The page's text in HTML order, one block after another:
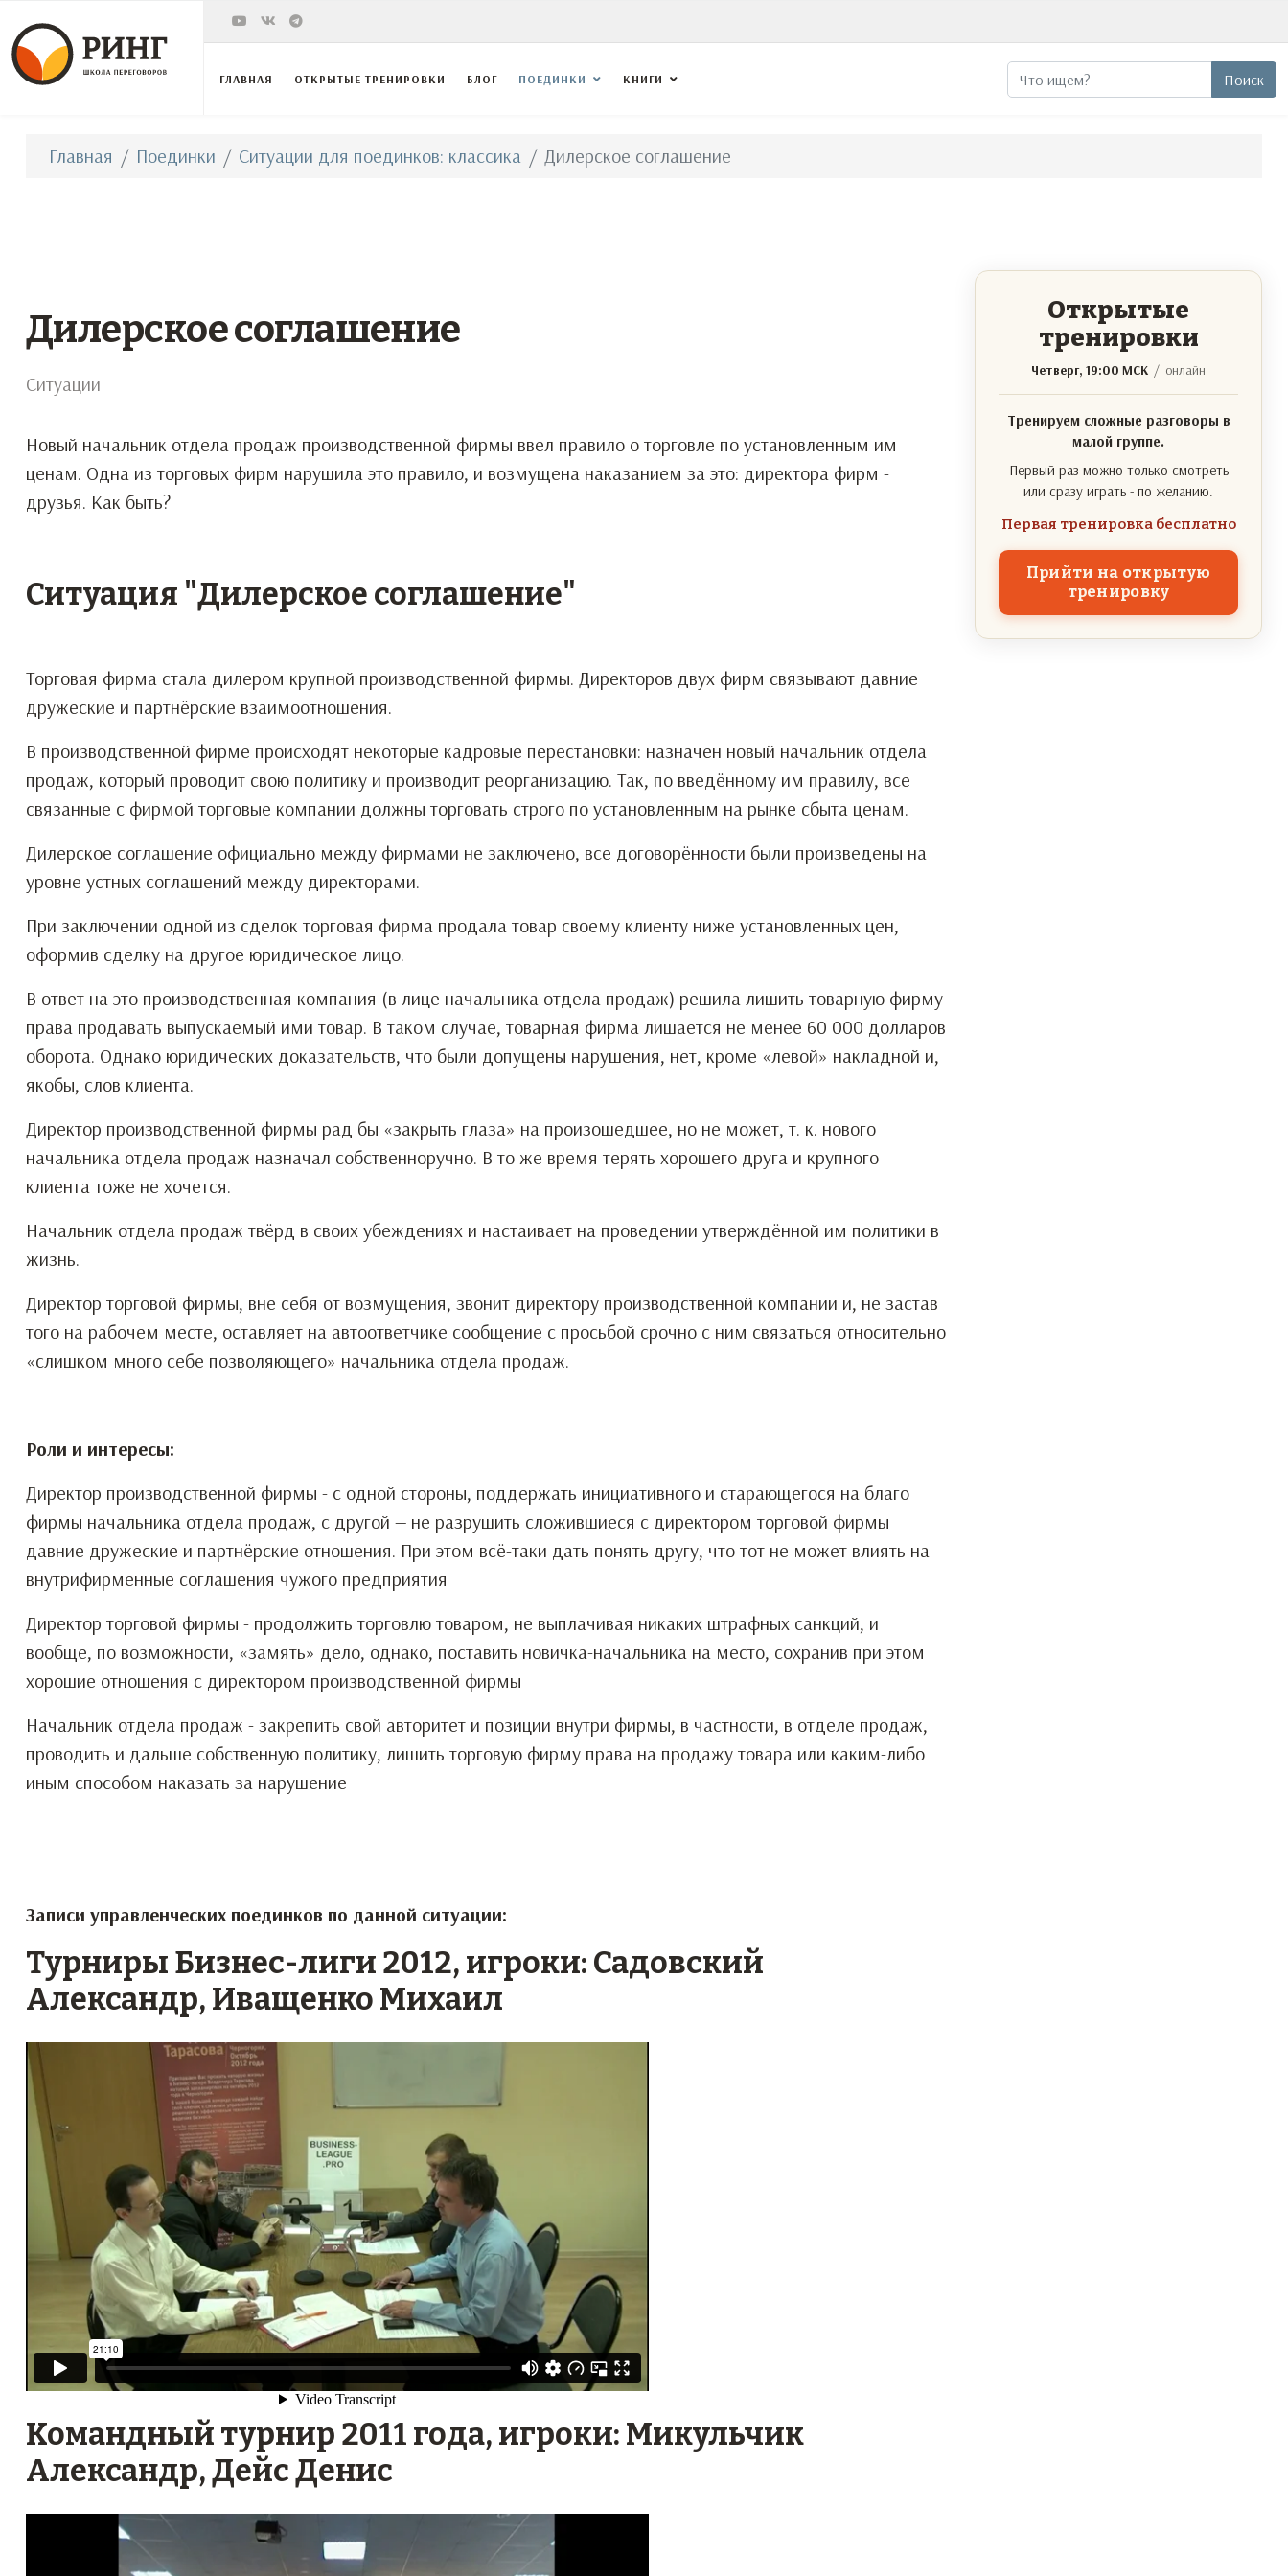
Поиск Поиск
ГЛАВНАЯ ОТКРЫТЫЕ ТРЕНИРОВКИ БЛОГ ПОЕДИНКИ КНИГИ
Главная Поединки Ситуации для поединков: классика Дилерское соглашение
Дилерское соглашение
Ситуации
Новый начальник отдела продаж производственной фирмы ввел правило о торговле по установленным им
ценам. Одна из торговых фирм нарушила это правило, и возмущена наказанием за это: директора фирм -
друзья. Как быть?
Ситуация "Дилерское соглашение"
Торговая фирма стала дилером крупной производственной фирмы. Директоров двух фирм связывают давние
дружеские и партнёрские взаимоотношения.
В производственной фирме происходят некоторые кадровые перестановки: назначен новый начальник отдела
продаж, который проводит свою политику и производит реорганизацию. Так, по введённому им правилу, все
связанные с фирмой торговые компании должны торговать строго по установленным на рынке сбыта ценам.
Дилерское соглашение официально между фирмами не заключено, все договорённости были произведены на
уровне устных соглашений между директорами.
При заключении одной из сделок торговая фирма продала товар своему клиенту ниже установленных цен,
оформив сделку на другое юридическое лицо.
В ответ на это производственная компания (в лице начальника отдела продаж) решила лишить товарную фирму
права продавать выпускаемый ими товар. В таком случае, товарная фирма лишается не менее 60 000 долларов
оборота. Однако юридических доказательств, что были допущены нарушения, нет, кроме «левой» накладной и,
якобы, слов клиента.
Директор производственной фирмы рад бы «закрыть глаза» на произошедшее, но не может, т. к. нового
начальника отдела продаж назначал собственноручно. В то же время терять хорошего друга и крупного
клиента тоже не хочется.
Начальник отдела продаж твёрд в своих убеждениях и настаивает на проведении утверждённой им политики в
жизнь.
Директор торговой фирмы, вне себя от возмущения, звонит директору производственной компании и, не застав
того на рабочем месте, оставляет на автоответчике сообщение с просьбой срочно с ним связаться относительно
«слишком много себе позволяющего» начальника отдела продаж.
Роли и интересы:
Директор производственной фирмы - с одной стороны, поддержать инициативного и старающегося на благо
фирмы начальника отдела продаж, с другой — не разрушить сложившиеся с директором торговой фирмы
давние дружеские и партнёрские отношения. При этом всё-таки дать понять другу, что тот не может влиять на
внутрифирменные соглашения чужого предприятия
Директор торговой фирмы - продолжить торговлю товаром, не выплачивая никаких штрафных санкций, и
вообще, по возможности, «замять» дело, однако, поставить новичка-начальника на место, сохранив при этом
хорошие отношения с директором производственной фирмы
Начальник отдела продаж - закрепить свой авторитет и позиции внутри фирмы, в частности, в отделе продаж,
проводить и дальше собственную политику, лишить торговую фирму права на продажу товара или каким-либо
иным способом наказать за нарушение
Записи управленческих поединков по данной ситуации:
Турниры Бизнес-лиги 2012, игроки: Садовский
Александр, Иващенко Михаил
Командный турнир 2011 года, игроки: Микульчик
Александр, Дейс Денис
Открытые
тренировки
Четверг, 19:00 МСК / онлайн
Тренируем сложные разговоры в
малой группе.
Первый раз можно только смотреть
или сразу играть - по желанию.
Первая тренировка бесплатно
Прийти на открытую
тренировку